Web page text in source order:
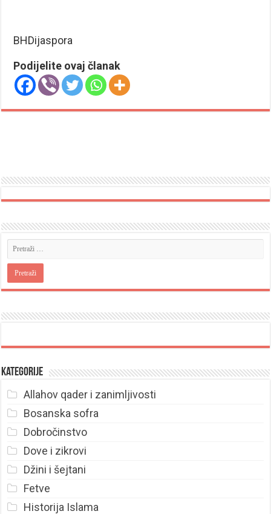
BHDijaspora
Podijelite ovaj članak
Kategorije
Allahov qader i zanimljivosti
Bosanska sofra
Dobročinstvo
Dove i zikrovi
Džini i šejtani
Fetve
Historija Islama